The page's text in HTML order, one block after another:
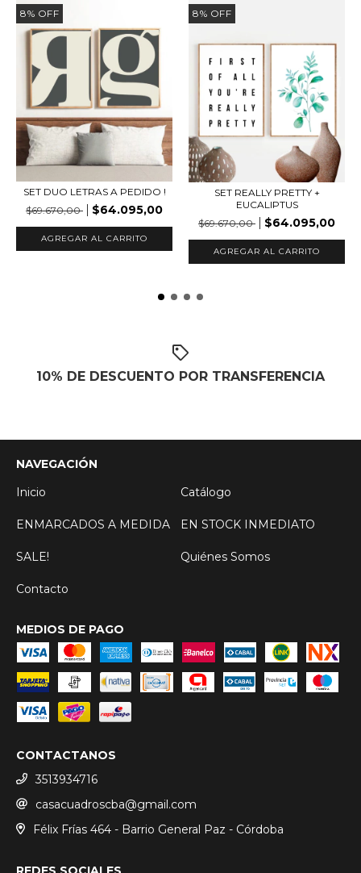
8% OFF
SET DUO LETRAS A PEDIDO !
$69.670,00
$64.095,00
AGREGAR AL CARRITO
8% OFF
SET REALLY PRETTY +
EUCALIPTUS
$69.670,00
$64.095,00
AGREGAR AL CARRITO
10% DE DESCUENTO POR TRANSFERENCIA
NAVEGACIÓN
Inicio
Catálogo
ENMARCADOS A MEDIDA EN STOCK INMEDIATO
SALE! Quiénes Somos
Contacto
MEDIOS DE PAGO
CONTACTANOS
3513934716
casacuadroscba@gmail.com
Félix Frías 464 - Barrio General Paz - Córdoba